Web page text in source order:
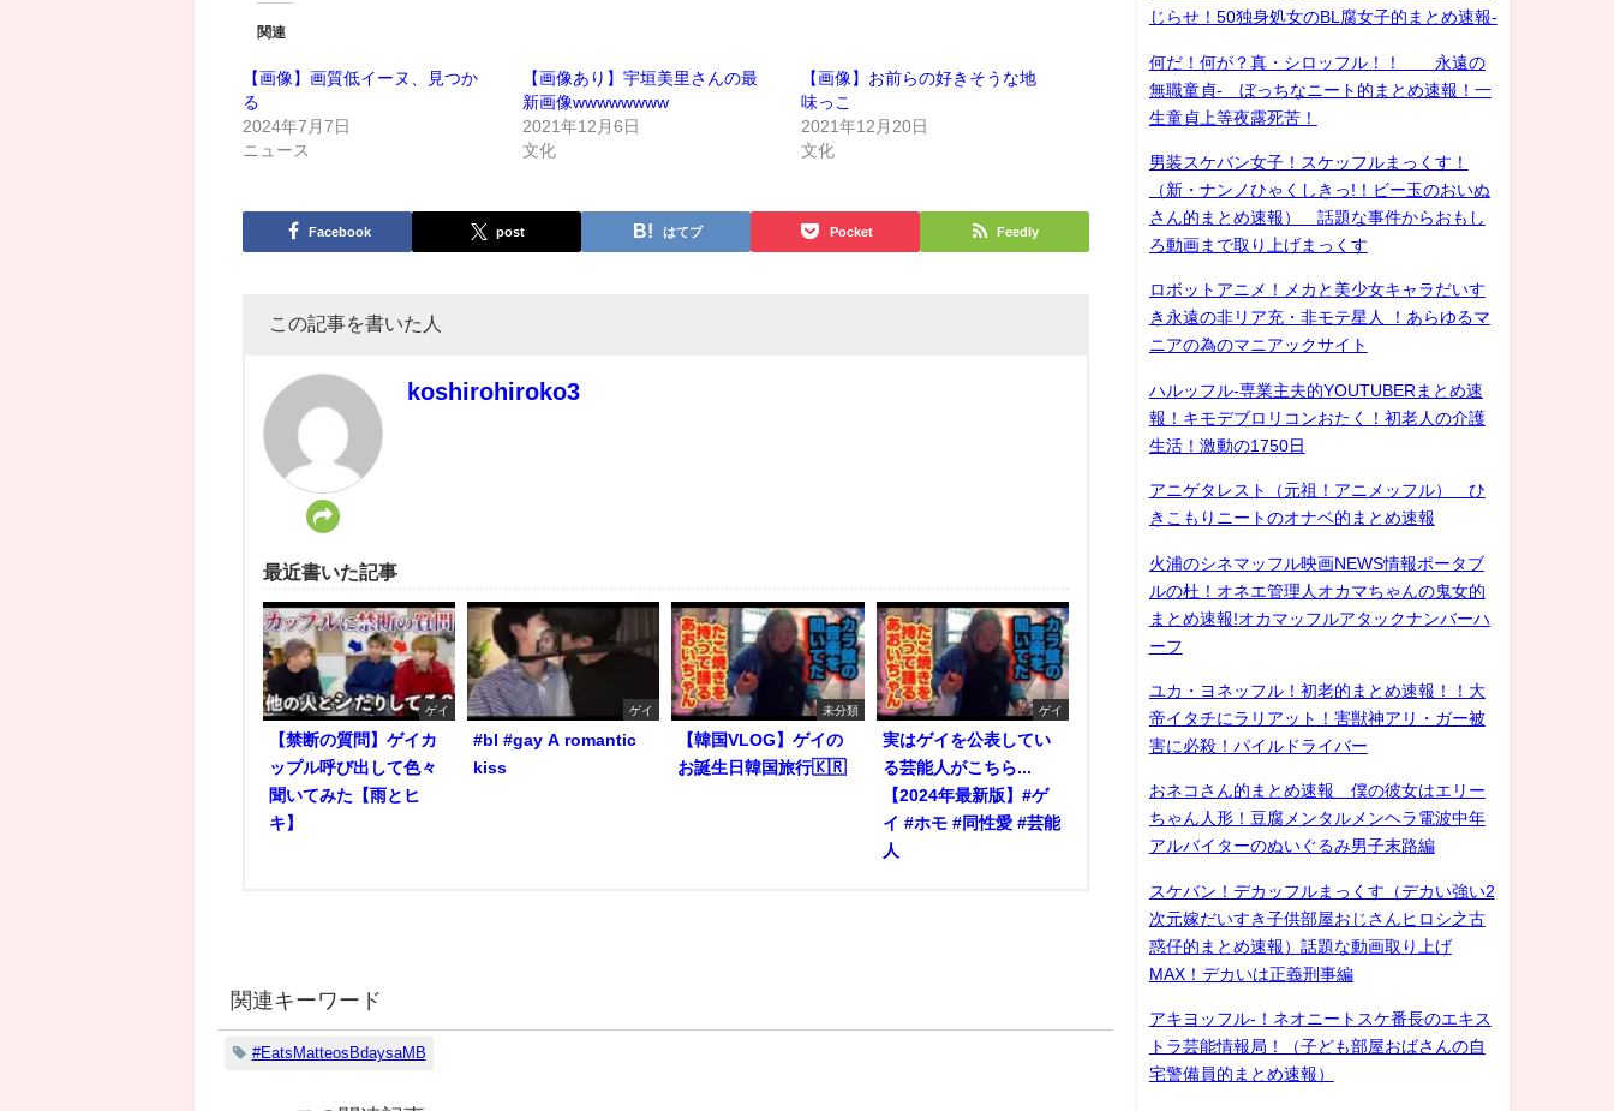
関連
【画像】画質低イーヌ、見つか
る
2024年7月7日
ニュース
【画像あり】宇垣美里さんの最
新画像wwwwwwww
2021年12月6日
文化
【画像】お前らの好きそうな地
味っこ
2021年12月20日
文化
Facebook post はてブ Pocket Feedly
この記事を書いた人
koshirohiroko3
最近書いた記事
ゲイ
【禁断の質問】ゲイカ
ップル呼び出して色々
聞いてみた【雨とヒ
キ】
ゲイ
#bl #gay A romantic
kiss
未分類
【韓国VLOG】ゲイの
お誕生日韓国旅行🇰🇷
ゲイ
実はゲイを公表してい
る芸能人がこちら...
【2024年最新版】#ゲ
イ #ホモ #同性愛 #芸能
人
関連キーワード
#EatsMatteosBdaysaMB
じらせ！50独身処女のBL腐女子的まとめ速報-
何だ！何が？真・シロッフル！！ 永遠の
無職童貞- ぼっちなニート的まとめ速報！一
生童貞上等夜露死苦！
男装スケバン女子！スケッフルまっくす！
（新・ナンノひゃくしきっ!！ビー玉のおいぬ
さん的まとめ速報） 話題な事件からおもし
ろ動画まで取り上げまっくす
ロボットアニメ！メカと美少女キャラだいす
き永遠の非リア充・非モテ星人 ！あらゆるマ
ニアの為のマニアックサイト
ハルッフル-専業主夫的YOUTUBERまとめ速
報！キモデブロリコンおたく！初老人の介護
生活！激動の1750日
アニゲタレスト（元祖！アニメッフル） ひ
きこもりニートのオナベ的まとめ速報
火浦のシネマッフル映画NEWS情報ポータブ
ルの杜！オネエ管理人オカマちゃんの鬼女的
まとめ速報!オカマッフルアタックナンバーハ
ーフ
ユカ・ヨネッフル！初老的まとめ速報！！大
帝イタチにラリアット！害獣神アリ・ガー被
害に必殺！パイルドライバー
おネコさん的まとめ速報 僕の彼女はエリー
ちゃん人形！豆腐メンタルメンヘラ電波中年
アルバイターのぬいぐるみ男子末路編
スケバン！デカッフルまっくす（デカい強い2
次元嫁だいすき子供部屋おじさんヒロシ之古
惑仔的まとめ速報）話題な動画取り上げ
MAX！デカいは正義刑事編
アキヨッフル-！ネオニートスケ番長のエキス
トラ芸能情報局！（子ども部屋おばさんの自
宅警備員的まとめ速報）